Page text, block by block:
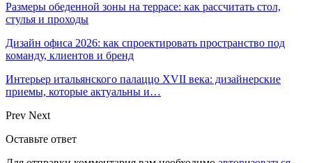
Размеры обеденной зоны на террасе: как рассчитать стол,
стулья и проходы
Дизайн офиса 2026: как спроектировать пространство под
команду, клиентов и бренд
Интерьер итальянского палаццо XVII века: дизайнерские
приемы, которые актуальны и…
Prev Next
Оставьте ответ